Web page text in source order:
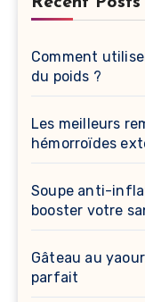
Comment
du poids ?
Les meilleurs
hémorroïdes
Soupe anti-
booster votre
Gâteau au
parfait